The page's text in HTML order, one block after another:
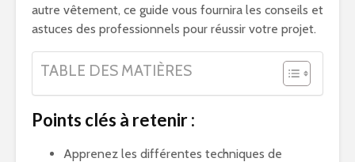
autre vêtement, ce guide vous fournira les conseils et
astuces des professionnels pour réussir votre projet.
TABLE DES MATIÈRES
Points clés à retenir :
Apprenez les différentes techniques de